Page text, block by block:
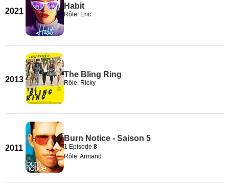
2021
Habit
Rôle: Eric
2013
The Bling Ring
Rôle: Ricky
2011
Burn Notice - Saison 5
1 Episode 8
Rôle: Armand